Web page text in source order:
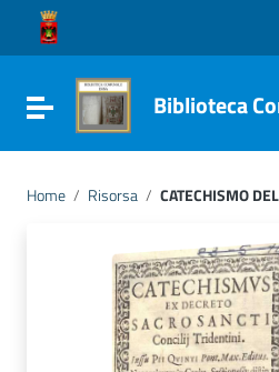
Vai ai contenuti
Vai al menu di navigazione
Vai al footer
Attiva / disattiva la navigazione
Biblioteca
Home / Risorsa / CATECHISMO